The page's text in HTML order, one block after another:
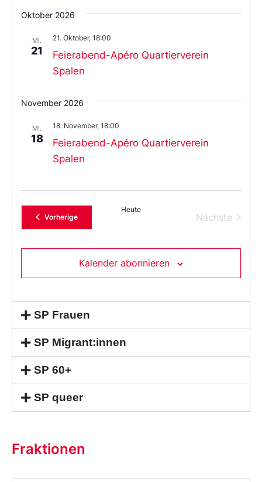
Oktober 2026
MI.
21
Feierabend-Apéro Quartierverein
Spalen
21. Oktober, 18:00
November 2026
MI.
18
Feierabend-Apéro Quartierverein
Spalen
18. November, 18:00
VorherigeVeranstaltungen
Heute
Nächste
Kalender abonnieren
SP Frauen
SP Migrant:innen
SP 60+
SP queer
Fraktionen